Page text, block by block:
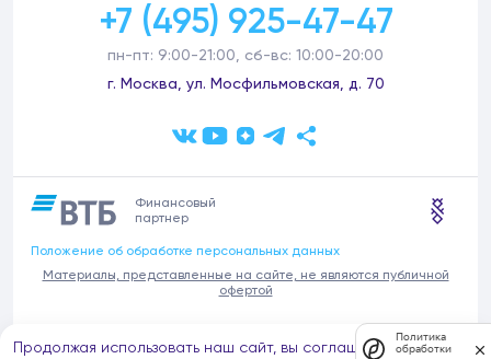
+7 (495) 925-47-47
пн-пт: 9:00-21:00, сб-вс: 10:00-20:00
г. Москва, ул. Мосфильмовская, д. 70
Финансовый
партнер
Положение об обработке персональных данных
Материалы, представленные на сайте, не являются публичной
офертой
В связи с участившимися случаями предложений частных услуг от
имени компании Донстрой (проведения ремонтов, продажи
Продолжая использовать наш сайт, вы соглашаетесь на
Политика
обработки